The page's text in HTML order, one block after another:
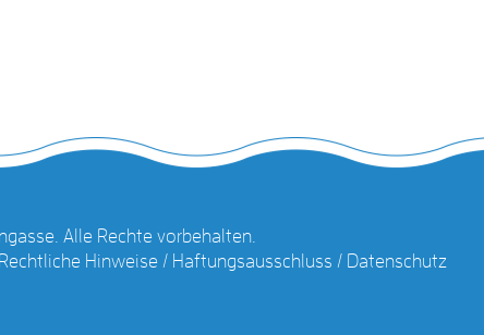
Alle Rechte vorbehalten.
Rechtliche Hinweise / Haftungsausschluss / Datenschutz